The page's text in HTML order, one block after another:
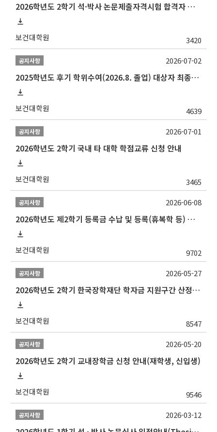
2026학년도 2학기 석·박사 논문제출자격시험 합격자 공고(TSQ Exam Result)
보건대학원 3420
공지사항
2025학년도 후기 학위수여(2026.8. 졸업) 대상자 최종인준 논문 제출 안내
보건대학원 4639
2026-07-02
공지사항
2026학년도 2학기 국내 타 대학 학점교류 신청 안내
보건대학원 3465
2026-07-01
공지사항
2026학년도 제2학기 등록금 수납 및 등록(휴복학 등) 일정 안내
보건대학원 9702
2026-06-08
공지사항
2026학년도 2학기 한국장학재단 학자금 지원구간 산정 신청 안내
보건대학원 8547
2026-05-27
공지사항
2026학년도 2학기 교내장학금 신청 안내(재학생, 신입생)
보건대학원 9546
2026-05-20
공지사항 2026-03-12